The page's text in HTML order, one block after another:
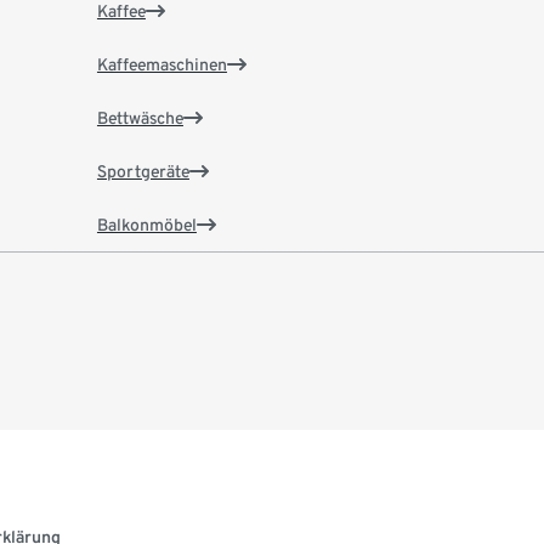
Kaffee
Kaffeemaschinen
Bettwäsche
Sportgeräte
Balkonmöbel